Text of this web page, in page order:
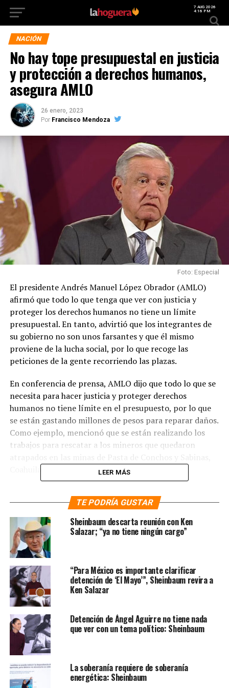
7 AUG 2026
4:16 PM
NACIÓN
No hay tope presupuestal en justicia
y protección a derechos humanos,
asegura AMLO
26 enero, 2023
Por Francisco Mendoza
Foto: Especial
El presidente Andrés Manuel López Obrador (AMLO)
afirmó que todo lo que tenga que ver con justicia y
proteger los derechos humanos no tiene un límite
presupuestal. En tanto, advirtió que los integrantes de
su gobierno no son unos farsantes y que él mismo
proviene de la lucha social, por lo que recoge las
peticiones de la gente recorriendo las plazas.
En conferencia de prensa, AMLO dijo que todo lo que se
necesita para hacer justicia y proteger derechos
humanos no tiene límite en el presupuesto, por lo que
se están gastando millones de pesos para reparar daños.
Como ejemplo, mencionó que se están realizando los
trabajos para rescatar a los mineros que quedaron
Coahuila durante 2006 y 2020.
proyectos implican una inversión de 4 mil mdp, lo de
Pasta de Conchos y Sabinas, Coahuila. Otros gobiernos
no hubiesen hecho eso; bueno, en el caso de Pasta de
Conchos había transcurrido tiempo y no habían
ayudado a las familias como ya se hizo ahora, que se les
dio una indemnización, se les apoyó y además nos
comprometimos a rescatar los cuerpos de sus
familiares”, manifestó el mandatario mexicano
Te puede interesar:“No le tengo
confianza a los ministros de la
Además, López Obrador anunció que próximamente
LEER MÁS
TE PODRÍA GUSTAR
Sheinbaum descarta reunión con Ken
Salazar; “ya no tiene ningún cargo”
“Para México es importante clarificar
detención de ‘El Mayo’”, Sheinbaum revira a
Ken Salazar
Detención de Ángel Aguirre no tiene nada
que ver con un tema político: Sheinbaum
La soberanía requiere de soberanía
energética: Sheinbaum